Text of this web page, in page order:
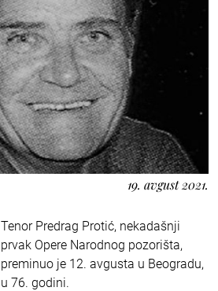
19. avgust 2021.
Tenor Predrag Protić, nekadašnji
prvak Opere Narodnog pozorišta,
preminuo je 12. avgusta u Beogradu,
u 76. godini.